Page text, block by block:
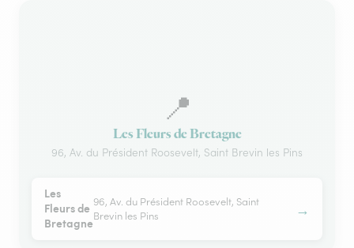
📍
Les Fleurs de Bretagne
96, Av. du Président Roosevelt, Saint Brevin les Pins
Les
Fleurs de
Bretagne
96, Av. du Président Roosevelt, Saint
Brevin les Pins
→